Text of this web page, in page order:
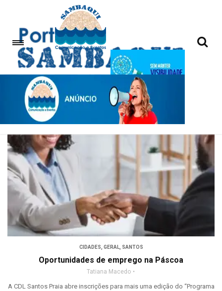
VagasDeTrabalho
CIDADES, GERAL, SANTOS
Oportunidades de emprego na Páscoa
Tatiana Macedo
A CDL Santos Praia abre inscrições para mais uma edição do “Programa